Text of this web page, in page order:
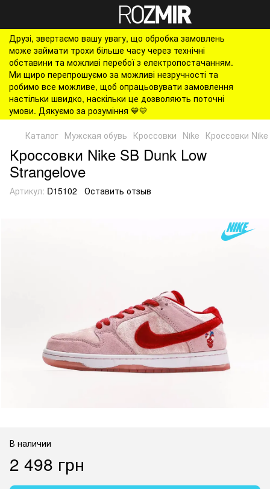
Друзі, звертаємо вашу увагу, що обробка замовлень
може займати трохи більше часу через технічні
обставини та можливі перебої з електропостачанням.
Ми щиро перепрошуємо за можливі незручності та
робимо все можливе, щоб опрацьовувати замовлення
настільки швидко, наскільки це дозволяють поточні
умови. Дякуємо за розуміння 💙💛
Каталог Мужская обувь Кроссовки Nike Кроссовки
Кроссовки Nike SB Dunk Low
Strangelove
Артикул: D15102 Оставить отзыв
В наличии
2 498 грн